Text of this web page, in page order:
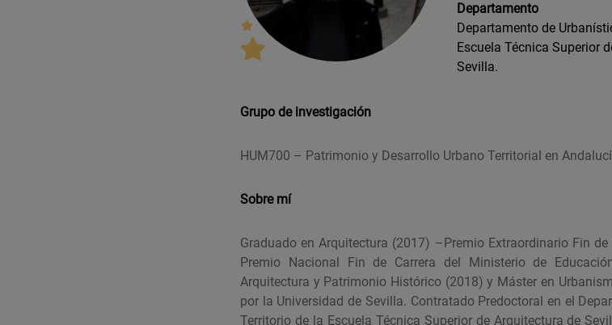
Departamento
Departamento de
Escuela Técnica Superior
Sevilla.
Grupo de investigación
HUM700 – Patrimonio y Desarrollo Urbano Territorial en
Sobre mí
Graduado en Arquitectura (2017) –Premio Extraordinario Fin
Premio Nacional Fin de Carrera del Ministerio de
Arquitectura y Patrimonio Histórico (2018) y Máster en
por la Universidad de Sevilla. Contratado Predoctoral en el
Territorio de la Escuela Técnica Superior de Arquitectura de